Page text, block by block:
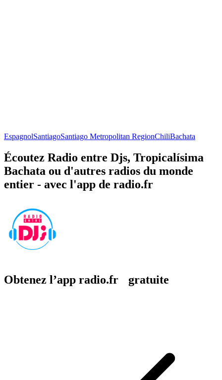
EspagnolSantiagoSantiago Metropolitan RegionChiliBachata
Écoutez Radio entre Djs, Tropicalísima
Bachata ou d'autres radios du monde
entier - avec l'app de radio.fr
Obtenez l’app radio.fr gratuite